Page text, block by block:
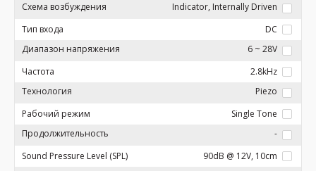
Схема возбуждения
Indicator, Internally Driven
Тип входа
DC
Диапазон напряжения
6 ~ 28V
Частота
2.8kHz
Технология
Piezo
Рабочий режим
Single Tone
Продолжительность
-
Sound Pressure Level (SPL)
90dB @ 12V, 10cm